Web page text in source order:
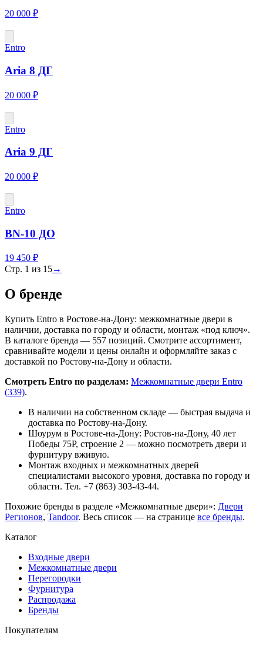
20 000 ₽
Entro
Aria 8 ДГ
20 000 ₽
Entro
Aria 9 ДГ
20 000 ₽
Entro
BN-10 ДО
19 450 ₽
Стр. 1 из 15→
О бренде
Купить Entro в Ростове-на-Дону: межкомнатные двери в
наличии, доставка по городу и области, монтаж «под ключ».
В каталоге бренда — 557 позиций. Смотрите ассортимент,
сравнивайте модели и цены онлайн и оформляйте заказ с
доставкой по Ростову-на-Дону и области.
Смотреть Entro по разделам: Межкомнатные двери Entro
(339).
В наличии на собственном складе — быстрая выдача и
доставка по Ростову-на-Дону.
Шоурум в Ростове-на-Дону: Ростов-на-Дону, 40 лет
Победы 75Р, строение 2 — можно посмотреть двери и
фурнитуру вживую.
Монтаж входных и межкомнатных дверей
специалистами высокого уровня, доставка по городу и
области. Тел. +7 (863) 303-43-44.
Похожие бренды в разделе «Межкомнатные двери»: Двери
Регионов, Tandoor. Весь список — на странице все бренды.
Каталог
Входные двери
Межкомнатные двери
Перегородки
Фурнитура
Распродажа
Бренды
Покупателям